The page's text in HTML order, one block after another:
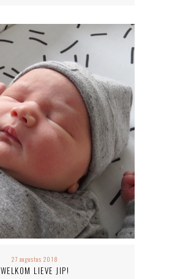
27 augustus 2018
WELKOM LIEVE JIP!